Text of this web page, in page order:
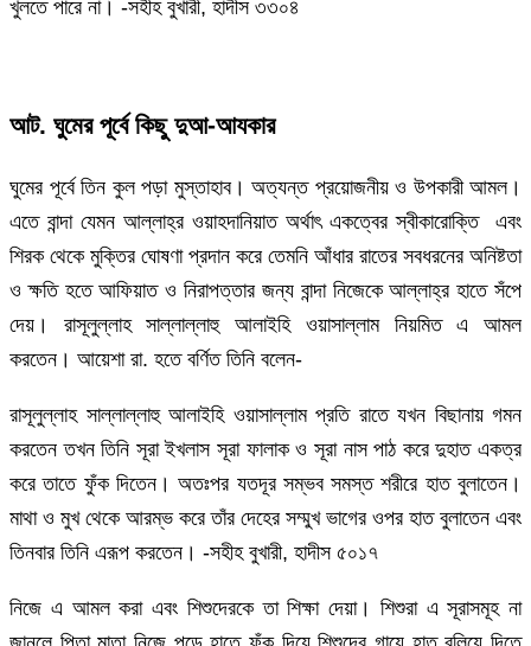
খুলতে পারে না। -সহীহ বুখারী, হাদীস ৩৩০৪
আট. ঘুমের পূর্বে কিছু দুআ-আযকার
ঘুমের পূর্বে তিন কুল পড়া মুস্তাহাব। অত্যন্ত প্রয়োজনীয় ও উপকারী আমল।
এতে বান্দা যেমন আল্লাহ্র ওয়াহদানিয়াত অর্থাৎ একত্বের স্বীকারোক্তি এবং
শিরক থেকে মুক্তির ঘোষণা প্রদান করে তেমনি আঁধার রাতের সবধরনের অনিষ্টতা
ও ক্ষতি হতে আফিয়াত ও নিরাপত্তার জন্য বান্দা নিজেকে আল্লাহ্র হাতে সঁপে
দেয়। রাসূলুল্লাহ সাল্লাল্লাহু আলাইহি ওয়াসাল্লাম নিয়মিত এ আমল
করতেন। আয়েশা রা. হতে বর্ণিত তিনি বলেন-
রাসূলুল্লাহ সাল্লাল্লাহু আলাইহি ওয়াসাল্লাম প্রতি রাতে যখন বিছানায় গমন
করতেন তখন তিনি সূরা ইখলাস সূরা ফালাক ও সূরা নাস পাঠ করে দুহাত একত্র
করে তাতে ফুঁক দিতেন। অতঃপর যতদূর সম্ভব সমস্ত শরীরে হাত বুলাতেন।
মাথা ও মুখ থেকে আরম্ভ করে তাঁর দেহের সম্মুখ ভাগের ওপর হাত বুলাতেন এবং
তিনবার তিনি এরূপ করতেন। -সহীহ বুখারী, হাদীস ৫০১৭
নিজে এ আমল করা এবং শিশুদেরকে তা শিক্ষা দেয়া। শিশুরা এ সূরাসমূহ না